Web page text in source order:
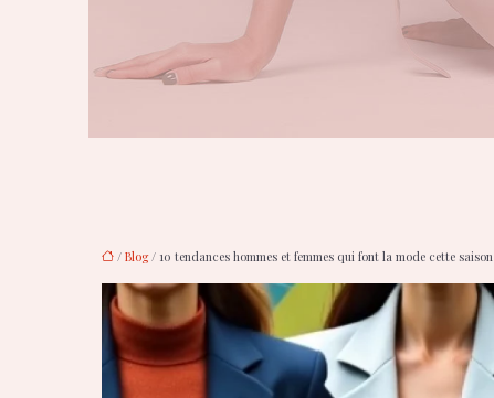
/ Blog/ 10 tendances hommes et femmes qui font la mode cette saison